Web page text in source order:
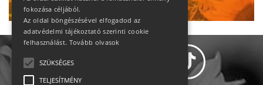
fokozása céljából.
Az oldal böngészésével elfogadod az
adatvédelmi tájékoztató szerinti cookie
felhasználást. Tovább olvasok
SZÜKSÉGES
TELJESÍTMÉNY